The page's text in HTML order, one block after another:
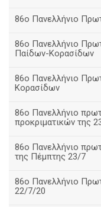
86ο Πανελλήνιο
86ο Πανελλήνιο
Παίδων-Κορασίδων
86ο Πανελλήνιο
Κορασίδων
86ο Πανελλήνιο
προκριματικών της
86ο Πανελλήνιο
της Πέμπτης 23/7
86ο Πανελλήνιο
22/7/20